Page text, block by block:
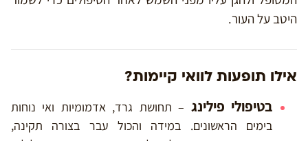
היטב על העור.
אילו תופעות לוואי קיימות?
בטיפולי פילינג – תחושת גרד, אדמומיות ואי נוחות
בימים הראשונים. במידה והכול עבר בצורה תקינה,